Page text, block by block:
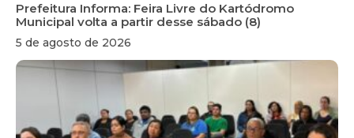
Prefeitura Informa: Feira Livre do Kartódromo
Municipal volta a partir desse sábado (8)
5 de agosto de 2026